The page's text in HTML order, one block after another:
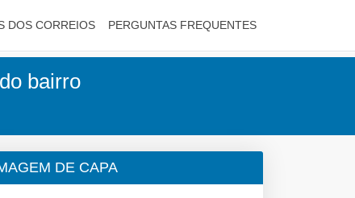
DOS CORREIOS PERGUNTAS FREQUENTES
bairro
DE CAPA